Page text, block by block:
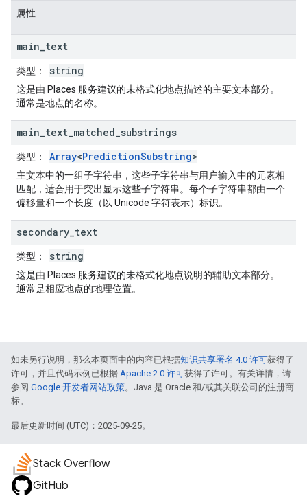
属性
main text
类型 ： string
这是由 Places 服务建议的未格式化地点描述的主要文本部分。
通常是地点的名称。
main text matched substrings
类型 ： Array<PredictionSubstring>
主文本中的一组子字符串，这些子字符串与用户输入中的元素相
匹配，适合用于突出显示这些子字符串。每个子字符串都由一个
偏移量和一个长度（以 Unicode 字符表示）标识。
secondary text
类型 ： string
这是由 Places 服务建议的未格式化地点说明的辅助文本部分。
通常是相应地点的地理位置。
如未另行说明，那么本页面中的内容已根据知识共享署名 4.0 许可获得了
许可，并且代码示例已根据 Apache 2.0 许可获得了许可。有关详情，请
参阅 Google 开发者网站政策。Java 是 Oracle 和/或其关联公司的注册商
标。
最后更新时间 (UTC)：2025-09-25。
Stack Overflow
GitHub